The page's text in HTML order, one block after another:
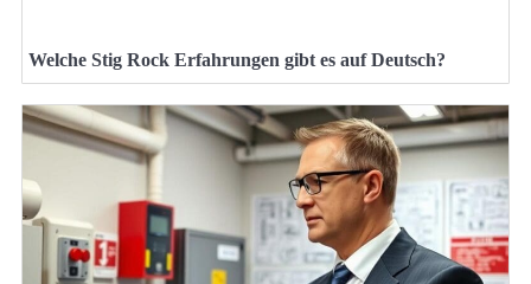
Welche Stig Rock Erfahrungen gibt es auf Deutsch?